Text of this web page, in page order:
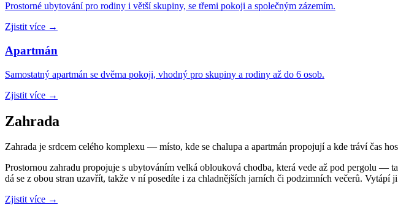
Prostorné ubytování pro rodiny i větší skupiny, se třemi pokoji a společným zázemím.
Zjistit více →
Apartmán
Samostatný apartmán se dvěma pokoji, vhodný pro skupiny a rodiny až do 6 osob.
Zjistit více →
Zahrada
Zahrada je srdcem celého komplexu — místo, kde se chalupa a apartmán propojují a kde tráví čas
Prostornou zahradu propojuje s ubytováním velká oblouková chodba, která vede až pod pergolu —
dá se z obou stran uzavřít, takže v ní posedíte i za chladnějších jarních či podzimních večerů.
Zjistit více →